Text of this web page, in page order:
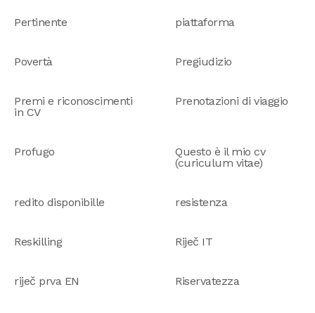
Pertinente piattaforma
Povertà Pregiudizio
Premi e riconoscimenti
in CV
Prenotazioni di viaggio
Profugo
Questo è il mio cv
(curiculum vitae)
redito disponibille resistenza
Reskilling Riječ IT
riječ prva EN Riservatezza